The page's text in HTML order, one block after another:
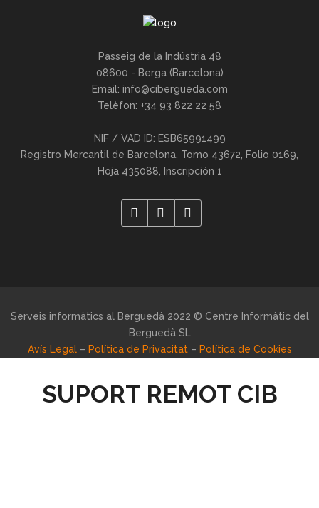
Passeig de la Indústria 48
08600 - Berga (Barcelona)
Email: info@cibergueda.com
Telèfon: +34 93 822 22 58
NIF / VAD ID: ESB65991499
Registro Mercantil de Barcelona, Tomo 43672, Folio 0169,
Hoja 435088, Inscripción 1
Serveis informàtics al Berguedà 2022 © Centre Informàtic del
Berguedà SL
Avís Legal– Política de Privacitat– Política de Cookies
SUPORT REMOT CIB